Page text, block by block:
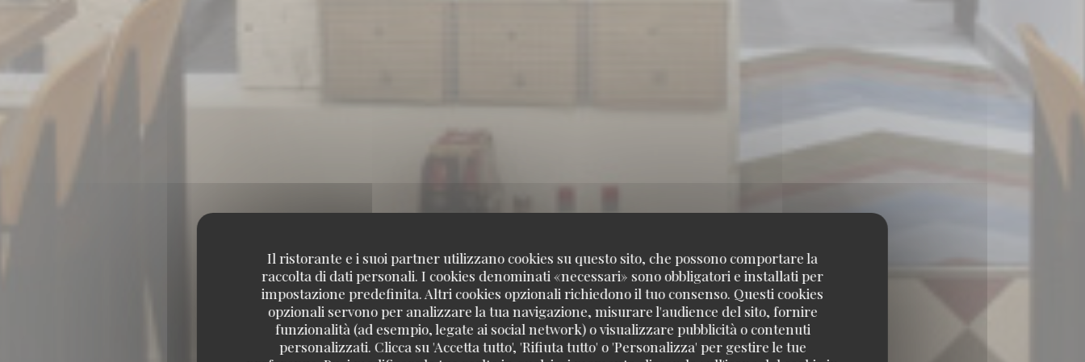
Il ristorante e i suoi partner utilizzano cookies su questo sito, che possono comportare la
raccolta di dati personali. I cookies denominati «necessari» sono obbligatori e installati per
impostazione predefinita. Altri cookies opzionali richiedono il tuo consenso. Questi cookies
opzionali servono per analizzare la tua navigazione, misurare l'audience del sito, fornire
funzionalità (ad esempio, legate ai social network) o visualizzare pubblicità o contenuti
personalizzati. Clicca su 'Accetta tutto', 'Rifiuta tutto' o 'Personalizza' per gestire le tue
TAVLINE